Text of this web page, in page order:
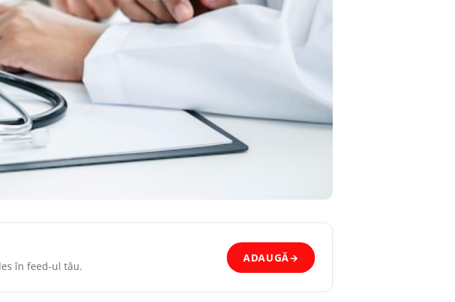
în feed-ul tău.
ADAUGĂ→